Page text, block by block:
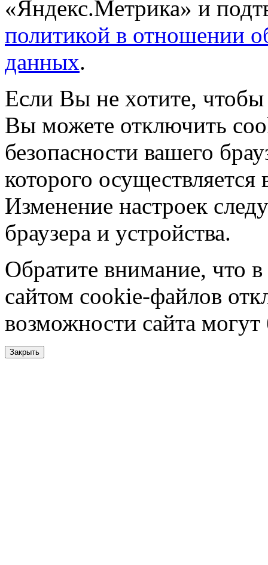
«Яндекс.Метрика» и
политикой в отношении
данных.
Если Вы не хотите,
Вы можете отключить
безопасности вашего
которого
Изменение настроек
браузера и устройства.
Обратите внимание, что в
сайтом cookie-файлов
возможности сайта
Закрыть